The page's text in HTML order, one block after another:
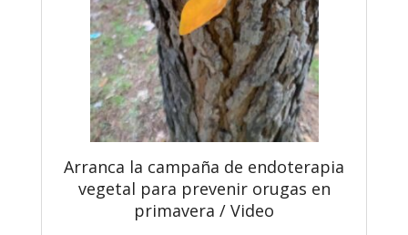
Arranca la campaña de endoterapia
vegetal para prevenir orugas en
primavera / Video